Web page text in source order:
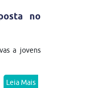
no
a jovens
Leia Mais